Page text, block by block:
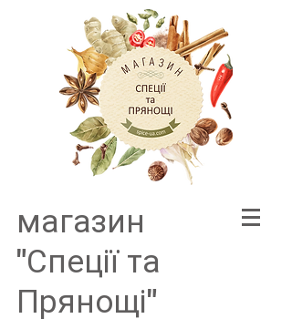
магазин
"Спеції та
Прянощі"